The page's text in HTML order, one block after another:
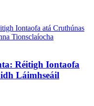
Réitigh Iontaofa
Láimhseáil